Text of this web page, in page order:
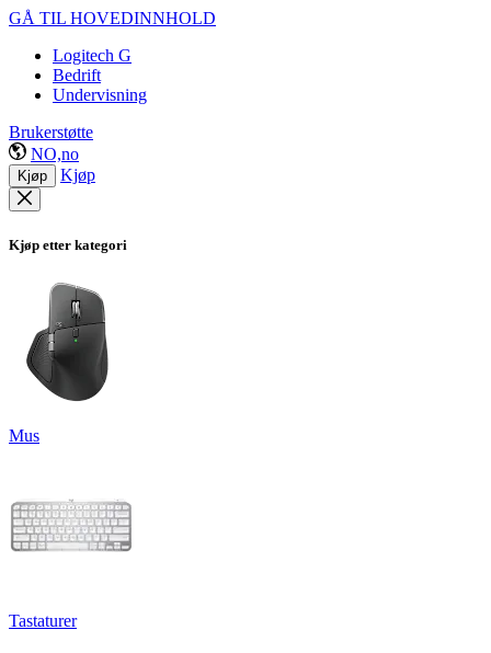
GÅ TIL HOVEDINNHOLD
Logitech G
Bedrift
Undervisning
Brukerstøtte
NO,no
Kjøp Kjøp
Kjøp etter kategori
Mus
Tastaturer